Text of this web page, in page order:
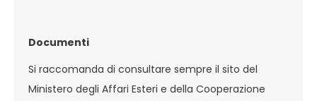
Documenti
Si raccomanda di consultare sempre il sito del
Ministero degli Affari Esteri e della Cooperazione